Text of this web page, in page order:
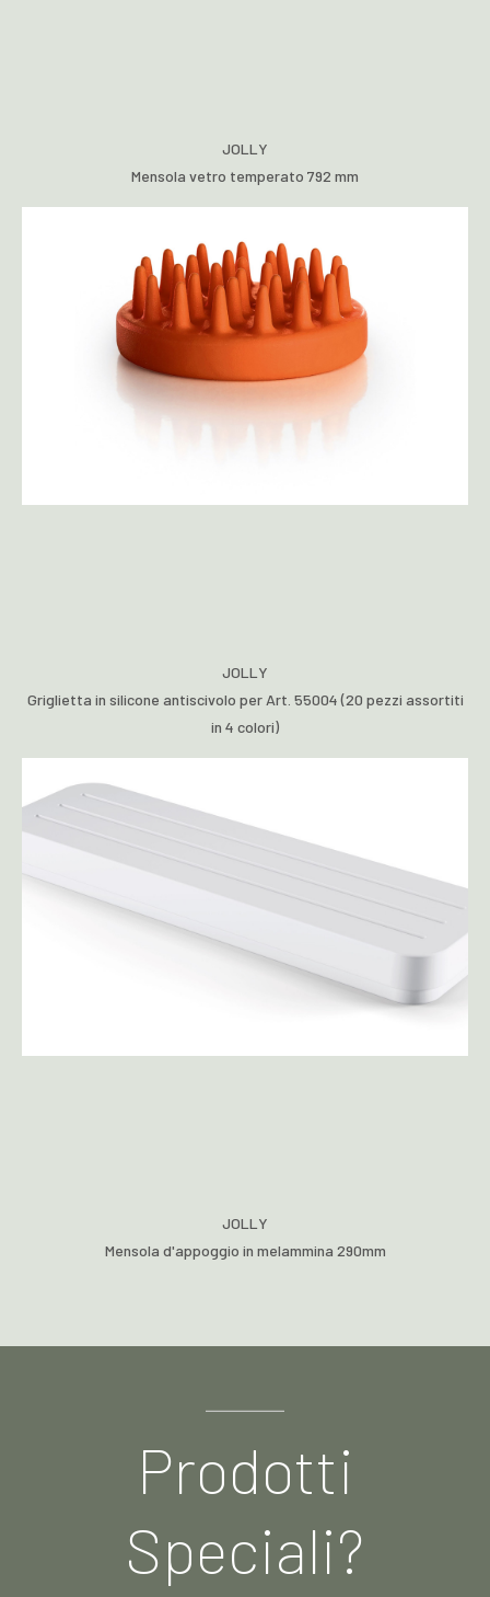
JOLLY
Mensola vetro temperato 792 mm
JOLLY
Griglietta in silicone antiscivolo per Art. 55004 (20 pezzi assortiti
in 4 colori)
JOLLY
Mensola d'appoggio in melammina 290mm
Prodotti
Speciali?